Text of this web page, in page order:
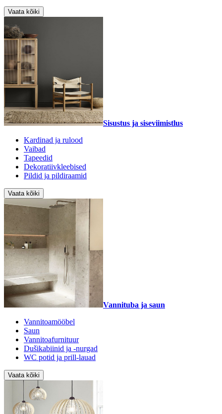
Vaata kõiki
Sisustus ja siseviimistlus
Kardinad ja rulood
Vaibad
Tapeedid
Dekoratiivkleebised
Pildid ja pildiraamid
Vaata kõiki
Vannituba ja saun
Vannitoamööbel
Saun
Vannitoafurnituur
Dušikabiinid ja -nurgad
WC potid ja prill-lauad
Vaata kõiki